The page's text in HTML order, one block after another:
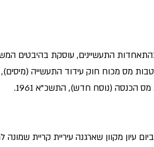
התעשיינים, עוסקת בהיבטים
עיון מקוון שארגנה עיריית קריית שמונה